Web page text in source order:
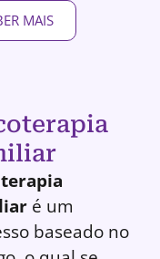
MAIS
é um
baseado no